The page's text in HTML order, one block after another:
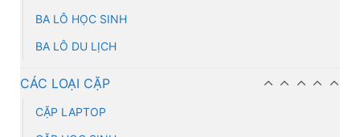
BA LÔ HỌC SINH
BA LÔ DU LỊCH
CÁC LOẠI CẶP
CẶP LAPTOP